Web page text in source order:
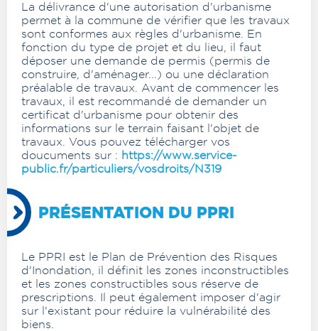
La délivrance d'une autorisation d'urbanisme
permet à la commune de vérifier que les travaux
sont conformes aux règles d'urbanisme. En
fonction du type de projet et du lieu, il faut
déposer une demande de permis (permis de
construire, d'aménager...) ou une déclaration
préalable de travaux. Avant de commencer les
travaux, il est recommandé de demander un
certificat d'urbanisme pour obtenir des
informations sur le terrain faisant l'objet de
travaux. Vous pouvez télécharger vos
doucuments sur : https://www.service-
public.fr/particuliers/vosdroits/N319
PRÉSENTATION DU PPRI
Le PPRI est le Plan de Prévention des Risques
d'Inondation, il définit les zones inconstructibles
et les zones constructibles sous réserve de
prescriptions. Il peut également imposer d'agir
sur l'existant pour réduire la vulnérabilité des
biens.